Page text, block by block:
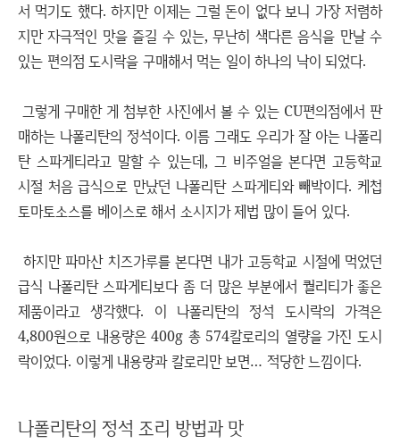
서 먹기도 했다. 하지만 이제는 그럴 돈이 없다 보니 가장 저렴하
지만 자극적인 맛을 즐길 수 있는, 무난히 색다른 음식을 만날 수
있는 편의점 도시락을 구매해서 먹는 일이 하나의 낙이 되었다.
그렇게 구매한 게 첨부한 사진에서 볼 수 있는 CU편의점에서 판
매하는 나폴리탄의 정석이다. 이름 그래도 우리가 잘 아는 나폴리
탄 스파게티라고 말할 수 있는데, 그 비주얼을 본다면 고등학교
시절 처음 급식으로 만났던 나폴리탄 스파게티와 빼박이다. 케첩
토마토소스를 베이스로 해서 소시지가 제법 많이 들어 있다.
하지만 파마산 치즈가루를 본다면 내가 고등학교 시절에 먹었던
급식 나폴리탄 스파게티보다 좀 더 많은 부분에서 퀄리티가 좋은
제품이라고 생각했다. 이 나폴리탄의 정석 도시락의 가격은
4,800원으로 내용량은 400g 총 574칼로리의 열량을 가진 도시
락이었다. 이렇게 내용량과 칼로리만 보면… 적당한 느낌이다.
나폴리탄의 정석 조리 방법과 맛